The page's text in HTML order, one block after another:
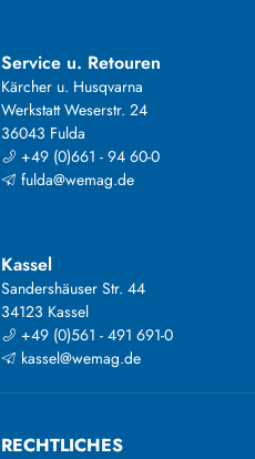
Service u. Retouren
Kärcher u. Husqvarna
Werkstatt Weserstr. 24
36043 Fulda
+49 (0)661 - 94 60-0
fulda@wemag.de
Kassel
Sandershäuser Str. 44
34123 Kassel
+49 (0)561 - 491 691-0
kassel@wemag.de
RECHTLICHES